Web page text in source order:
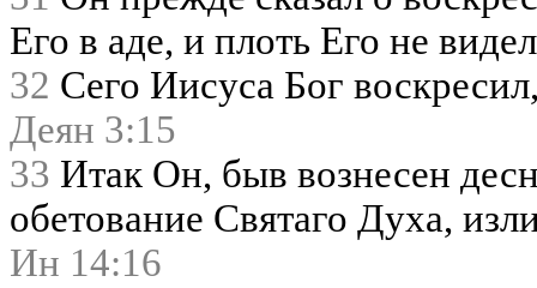
Его в аде, и плоть Его не
32 Сего Иисуса Бог
Деян 3:15
33 Итак Он, быв вознесен
обетование Святаго Духа,
Ин 14:16